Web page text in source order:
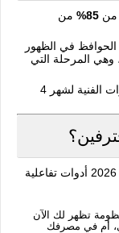
من 85%
من
في الظهور
وهي المرحلة التي
استكمال مطابقة بيانات العلاوات الفنية لشهر 4
بعيداً عن الطرق التقليدية، توفر لك المنظومة في 2026 أدوات تفاعلية
تظهر لك الآن
أم في مصرفك